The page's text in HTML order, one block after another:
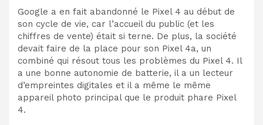
Google a en fait abandonné le Pixel 4 au début de
son cycle de vie, car l’accueil du public (et les
chiffres de vente) était si terne. De plus, la société
devait faire de la place pour son Pixel 4a, un
combiné qui résout tous les problèmes du Pixel 4. Il
a une bonne autonomie de batterie, il a un lecteur
d’empreintes digitales et il a même le même
appareil photo principal que le produit phare Pixel
4.